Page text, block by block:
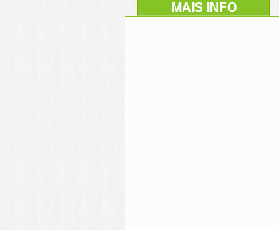
MAIS INFO